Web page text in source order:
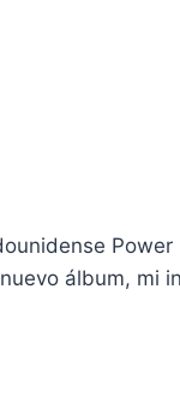
Power
álbum, mi